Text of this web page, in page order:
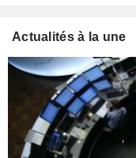
Actualités à la une